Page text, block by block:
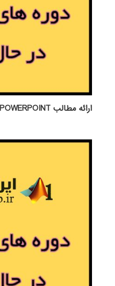
ارائه مطالب POWERPOINT